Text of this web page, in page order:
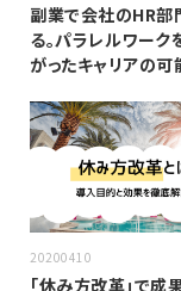
副業で会社のHR部
る。パラレルワーク
がったキャリアの可
20200410
「休み方改革」で成